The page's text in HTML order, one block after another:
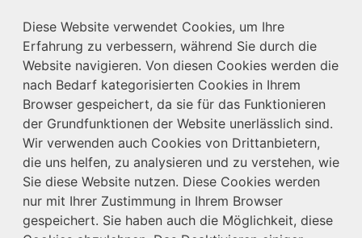
Diese Website verwendet Cookies, um Ihre
Erfahrung zu verbessern, während Sie durch die
Website navigieren. Von diesen Cookies werden die
nach Bedarf kategorisierten Cookies in Ihrem
Browser gespeichert, da sie für das Funktionieren
der Grundfunktionen der Website unerlässlich sind.
Wir verwenden auch Cookies von Drittanbietern,
die uns helfen, zu analysieren und zu verstehen, wie
Sie diese Website nutzen. Diese Cookies werden
nur mit Ihrer Zustimmung in Ihrem Browser
gespeichert. Sie haben auch die Möglichkeit, diese